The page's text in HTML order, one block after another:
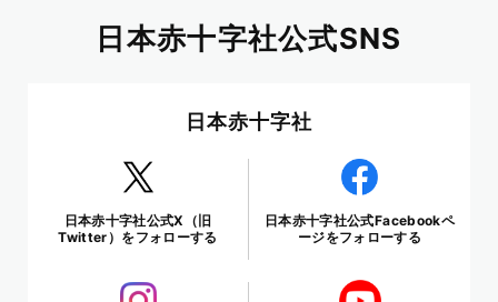
日本赤十字社公式SNS
日本赤十字社
日本赤十字社公式X（旧
Twitter）をフォローする
日本赤十字社公式Facebookペ
ージをフォローする